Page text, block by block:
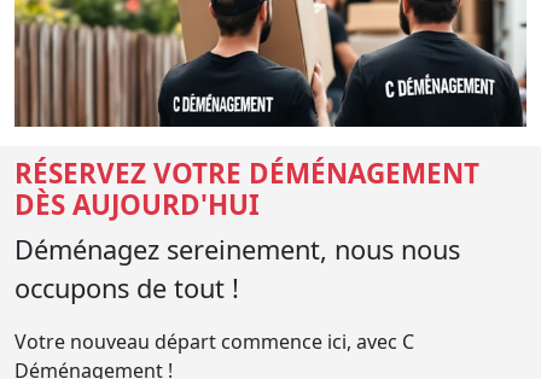
RÉSERVEZ VOTRE DÉMÉNAGEMENT
DÈS AUJOURD'HUI
Déménagez sereinement, nous nous
occupons de tout !
Votre nouveau départ commence ici, avec C
Déménagement !